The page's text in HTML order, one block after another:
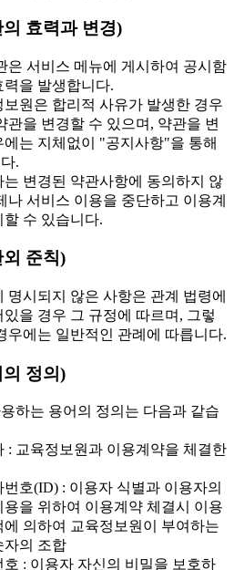
효력과 변경)
서비스 메뉴에 게시하여 공시함
력을 발생합니다.
원은 합리적 사유가 발생한 경우
관을 변경할 수 있으며, 약관을 변
에는 지체없이 "공지사항"을 통해
.
변경된 약관사항에 동의하지 않
나 서비스 이용을 중단하고 이용계
할 수 있습니다.
준칙)
명시되지 않은 사항은 관계 법령에
있을 경우 그 규정에 따르며, 그렇
우에는 일반적인 관례에 따릅니다.
정의)
하는 용어의 정의는 다음과 같습
교육정보원과 이용계약을 체결한
호(ID) : 이용자 식별과 이용자의
용을 위하여 이용계약 체결시 이용
에 의하여 교육정보원이 부여하는
자의 조합
: 이용자 자신의 비밀을 보호하